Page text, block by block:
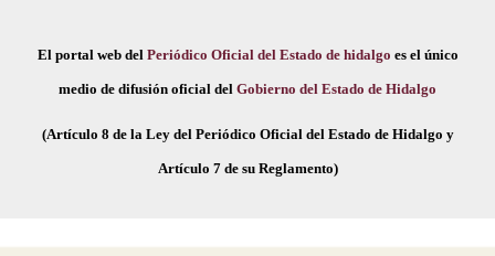
El portal web del Periódico Oficial del Estado de hidalgo es el único
medio de difusión oficial del Gobierno del Estado de Hidalgo
(Artículo 8 de la Ley del Periódico Oficial del Estado de Hidalgo y
Artículo 7 de su Reglamento)